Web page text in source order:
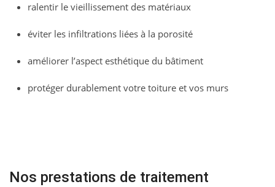
ralentir le vieillissement des matériaux
éviter les infiltrations liées à la porosité
améliorer l’aspect esthétique du bâtiment
protéger durablement votre toiture et vos murs
Nos prestations de traitement